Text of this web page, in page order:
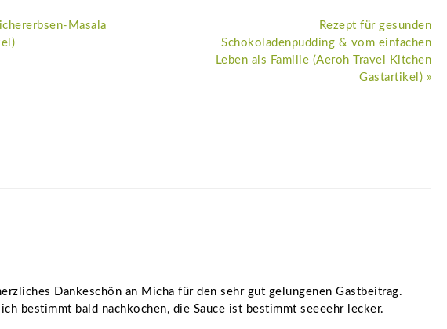
Masala
Nächster
Beitrag:
Rezept für gesunden
Schokoladenpudding & vom einfachen
Leben als Familie (Aeroh Travel Kitchen
Gastartikel) »
Dankeschön an Micha für den sehr gut gelungenen Gastbeitrag.
bestimmt bald nachkochen, die Sauce ist bestimmt seeeehr lecker.